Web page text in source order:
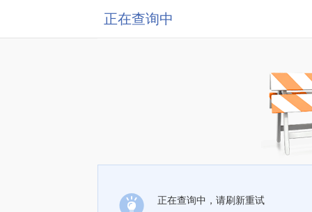
正在查询中
正在查询中，请刷新重试